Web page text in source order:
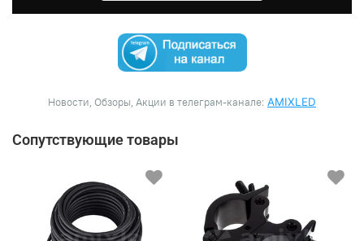
Новости, Обзоры, Акции в телеграм-канале: AMIXLED
Сопутствующие товары